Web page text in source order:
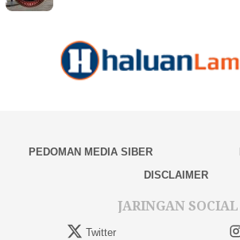
PEDOMAN MEDIA SIBER
DISCLAIMER
JARINGAN SOCIAL
Twitter